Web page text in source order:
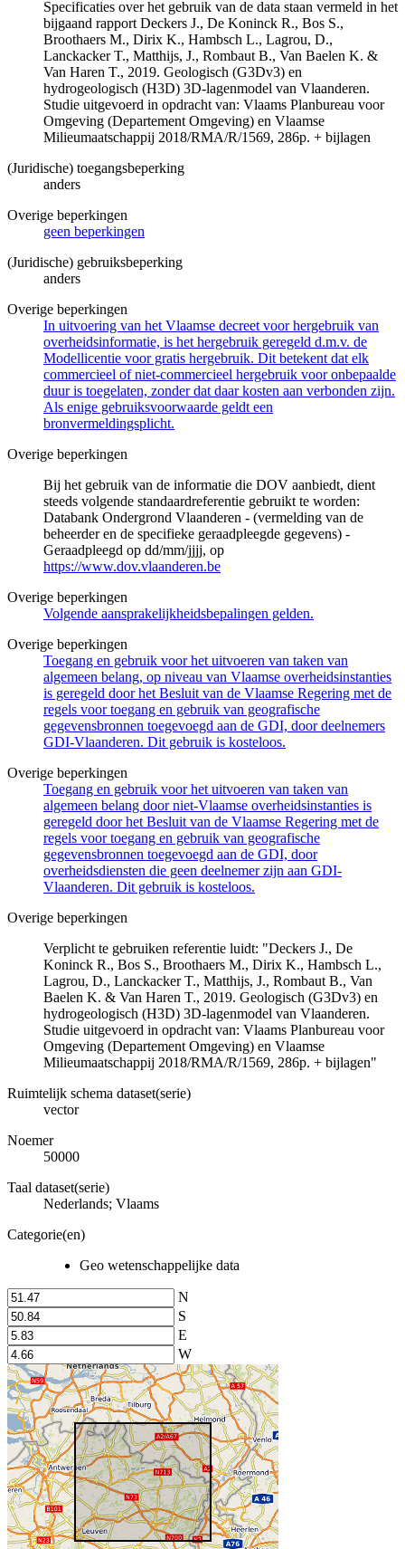
Specificaties over het gebruik van de data staan vermeld in het
bijgaand rapport Deckers J., De Koninck R., Bos S.,
Broothaers M., Dirix K., Hambsch L., Lagrou, D.,
Lanckacker T., Matthijs, J., Rombaut B., Van Baelen K. &
Van Haren T., 2019. Geologisch (G3Dv3) en
hydrogeologisch (H3D) 3D-lagenmodel van Vlaanderen.
Studie uitgevoerd in opdracht van: Vlaams Planbureau voor
Omgeving (Departement Omgeving) en Vlaamse
Milieumaatschappij 2018/RMA/R/1569, 286p. + bijlagen
(Juridische) toegangsbeperking
anders
Overige beperkingen
geen beperkingen
(Juridische) gebruiksbeperking
anders
Overige beperkingen
In uitvoering van het Vlaamse decreet voor hergebruik van
overheidsinformatie, is het hergebruik geregeld d.m.v. de
Modellicentie voor gratis hergebruik. Dit betekent dat elk
commercieel of niet-commercieel hergebruik voor onbepaalde
duur is toegelaten, zonder dat daar kosten aan verbonden zijn.
Als enige gebruiksvoorwaarde geldt een
bronvermeldingsplicht.
Overige beperkingen
Bij het gebruik van de informatie die DOV aanbiedt, dient
steeds volgende standaardreferentie gebruikt te worden:
Databank Ondergrond Vlaanderen - (vermelding van de
beheerder en de specifieke geraadpleegde gegevens) -
Geraadpleegd op dd/mm/jjjj, op
https://www.dov.vlaanderen.be
Overige beperkingen
Volgende aansprakelijkheidsbepalingen gelden.
Overige beperkingen
Toegang en gebruik voor het uitvoeren van taken van
algemeen belang, op niveau van Vlaamse overheidsinstanties
is geregeld door het Besluit van de Vlaamse Regering met de
regels voor toegang en gebruik van geografische
gegevensbronnen toegevoegd aan de GDI, door deelnemers
GDI-Vlaanderen. Dit gebruik is kosteloos.
Overige beperkingen
Toegang en gebruik voor het uitvoeren van taken van
algemeen belang door niet-Vlaamse overheidsinstanties is
geregeld door het Besluit van de Vlaamse Regering met de
regels voor toegang en gebruik van geografische
gegevensbronnen toegevoegd aan de GDI, door
overheidsdiensten die geen deelnemer zijn aan GDI-
Vlaanderen. Dit gebruik is kosteloos.
Overige beperkingen
Verplicht te gebruiken referentie luidt: "Deckers J., De
Koninck R., Bos S., Broothaers M., Dirix K., Hambsch L.,
Lagrou, D., Lanckacker T., Matthijs, J., Rombaut B., Van
Baelen K. & Van Haren T., 2019. Geologisch (G3Dv3) en
hydrogeologisch (H3D) 3D-lagenmodel van Vlaanderen.
Studie uitgevoerd in opdracht van: Vlaams Planbureau voor
Omgeving (Departement Omgeving) en Vlaamse
Milieumaatschappij 2018/RMA/R/1569, 286p. + bijlagen"
Ruimtelijk schema dataset(serie)
vector
Noemer
50000
Taal dataset(serie)
Nederlands; Vlaams
Categorie(en)
Geo wetenschappelijke data
N
S
E
W